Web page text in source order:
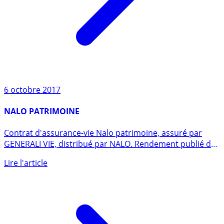
6 octobre 2017
NALO PATRIMOINE
GENERALI VIE, distribué par NALO. Rendement publié du